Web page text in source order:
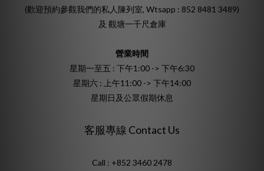
(歡迎預約參觀我們的私人陳列室, Wtsapp : 852 8481 3489)
及 觀塘一千尺倉庫
營業時間
星期一至五 : 下午1:00 -> 下午6:30
星期六 : 上午11:00 -> 下午14:00
星期日及公眾假期休息
客服專線 Contact Us
Call : +852 3460 2478